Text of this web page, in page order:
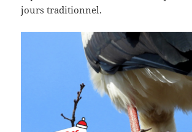
jours traditionnel.